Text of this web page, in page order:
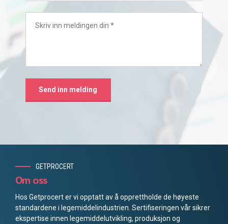
GETPROCERT
Om oss
Hos Getprocert er vi opptatt av å opprettholde de høyeste
standardene i legemiddelindustrien. Sertifiseringen vår sikrer
ekspertise innen legemiddelutvikling, produksjon og